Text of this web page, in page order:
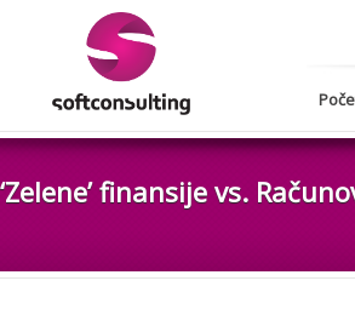
‘Zelene’ finansije vs.